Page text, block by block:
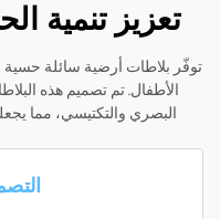
تعزيز تنمية
الأطفال. تم تصميم هذه
البصري والتكتيسي، مما